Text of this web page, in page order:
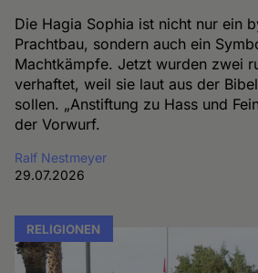
Die Hagia Sophia ist nicht nur ein
Prachtbau, sondern auch ein
Machtkämpfe. Jetzt wurden zwei
verhaftet, weil sie laut aus der
sollen. „Anstiftung zu Hass und
der Vorwurf.
Ralf Nestmeyer
29.07.2026
RELIGIONEN